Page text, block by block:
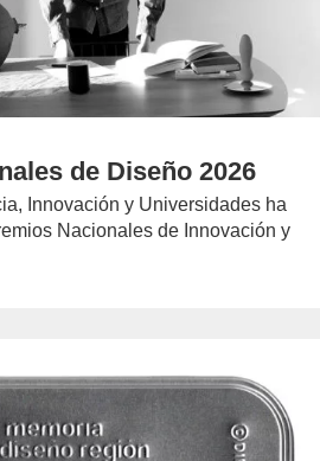
de Diseño 2026
Innovación y Universidades ha
Nacionales de Innovación y